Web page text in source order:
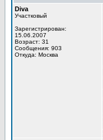
Diva
Участковый
Зарегистрирован:
15.06.2007
Возраст: 31
Сообщения: 903
Откуда: Москва